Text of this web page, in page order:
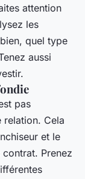
attention
les
quel type
aussi
pas
relation. Cela
et le
Prenez